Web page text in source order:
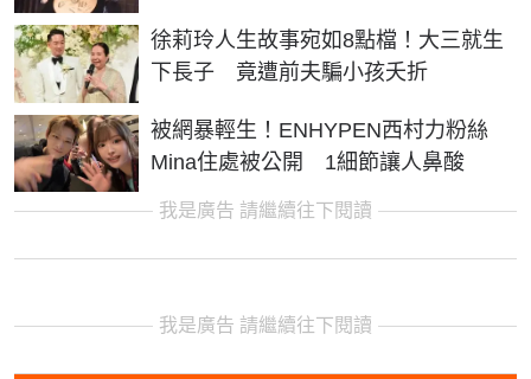
徐莉玲人生故事宛如8點檔！大三就生
下長子 竟遭前夫騙小孩夭折
被網暴輕生！ENHYPEN西村力粉絲
Mina住處被公開 1細節讓人鼻酸
我是廣告 請繼續往下閱讀
我是廣告 請繼續往下閱讀